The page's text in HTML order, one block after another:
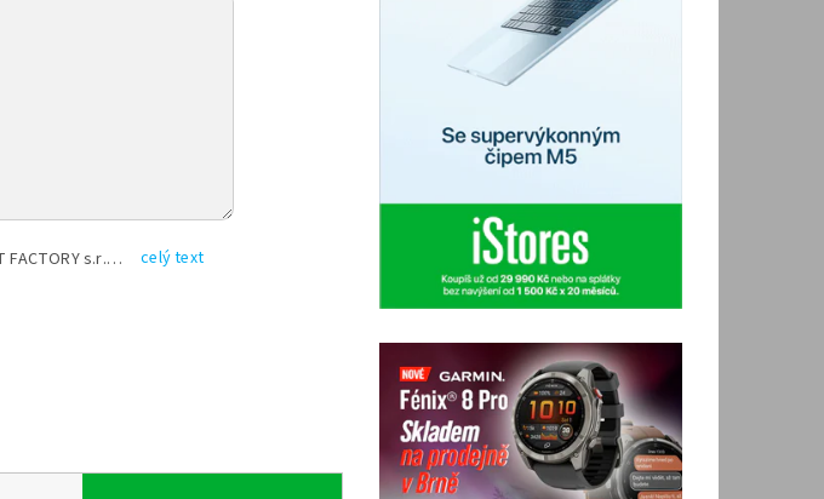
Vyplněním shora uvedených údajů beru na vědomí, že společnost TEXT FACTORY s.r.o., sídlem Brno, Durďákova 336/29, Černá Pole, PSČ: 613 00, IČ: 06157831, zapsané u Krajského soudu v Brně, oddíl C, vložka 100399, bude zpracovávat mé osobní údaje uvedené v rámci mnou vyplněného registračního formuláře na základě oprávněných zájmů TEXT FACTORY s.r.o. dle čl. 6 odst. 1 písm. f) GDPR a pro splnění právních povinností (čl. 6 odst. 1 písm. c) GDPR), a to pro tyto účely: nezbytnost zajistit oprávnění návštěvníka webových stránek provozovaných společností TEXT FACTORY s.r.o. přispívat aktivně ke zveřejněným článkům nebo v rámci diskusních fór a výkon práv TEXT FACTORY s.r.o. jako administrátora těchto diskusních fór. Více informací o zpracování osobních údajů a právech lze nalézt v celý text